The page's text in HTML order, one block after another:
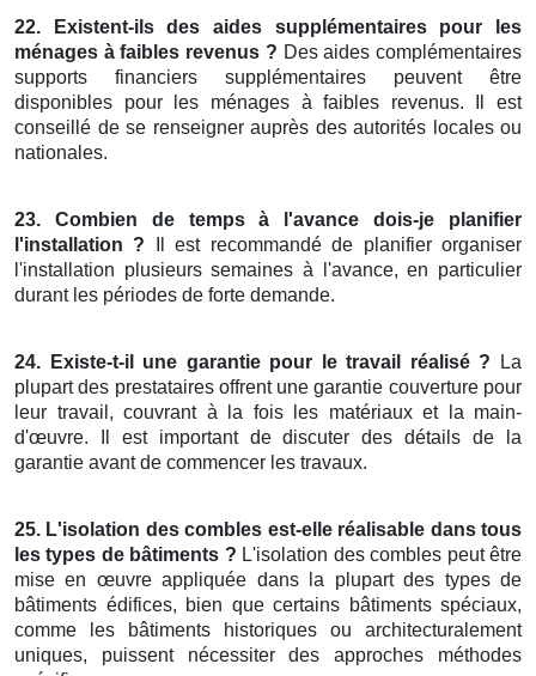
22. Existent-ils des aides supplémentaires pour les
ménages à faibles revenus ? Des aides complémentaires
supports financiers supplémentaires peuvent être
disponibles pour les ménages à faibles revenus. Il est
conseillé de se renseigner auprès des autorités locales ou
nationales.
23. Combien de temps à l'avance dois-je planifier
l'installation ? Il est recommandé de planifier organiser
l'installation plusieurs semaines à l'avance, en particulier
durant les périodes de forte demande.
24. Existe-t-il une garantie pour le travail réalisé ? La
plupart des prestataires offrent une garantie couverture pour
leur travail, couvrant à la fois les matériaux et la main-
d'œuvre. Il est important de discuter des détails de la
garantie avant de commencer les travaux.
25. L'isolation des combles est-elle réalisable dans tous
les types de bâtiments ? L'isolation des combles peut être
mise en œuvre appliquée dans la plupart des types de
bâtiments édifices, bien que certains bâtiments spéciaux,
comme les bâtiments historiques ou architecturalement
uniques, puissent nécessiter des approches méthodes